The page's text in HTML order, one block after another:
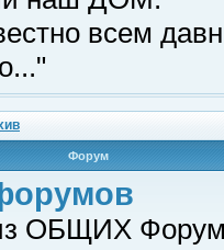
всем
Форум
ОБЩИХ